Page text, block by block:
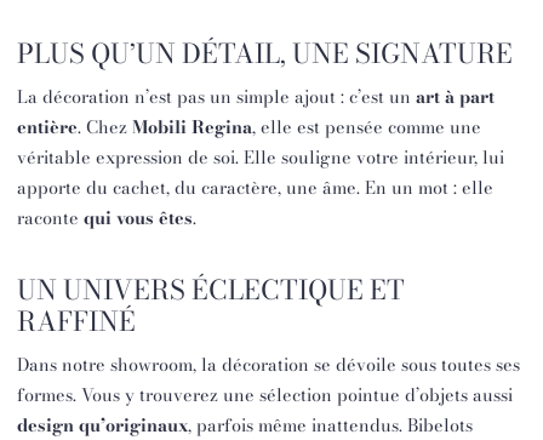
PLUS QU’UN DÉTAIL, UNE SIGNATURE
La décoration n’est pas un simple ajout : c’est unart à part
entière. ChezMobili Regina, elle est pensée comme une
véritable expression de soi. Elle souligne votre intérieur, lui
apporte du cachet, du caractère, une âme. En un mot : elle
racontequi vous êtes.
UN UNIVERS ÉCLECTIQUE ET
RAFFINÉ
Dans notre showroom, la décoration se dévoile sous toutes ses
formes. Vous y trouverez une sélection pointue d’objets aussi
design qu’originaux, parfois même inattendus. Bibelots